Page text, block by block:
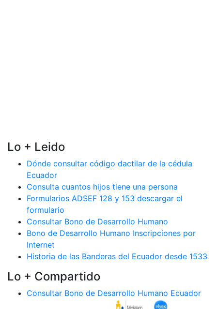
Lo + Leido
Dónde consultar código dactilar de la cédula
Ecuador
Consulta cuantos hijos tiene una persona
Formularios ADSEF 128 y 153 descargar el
formulario
Consultar Bono de Desarrollo Humano
Bono de Desarrollo Humano Inscripciones por
Internet
Historia de las Banderas del Ecuador desde 1533
Lo + Compartido
Consultar Bono de Desarrollo Humano Ecuador